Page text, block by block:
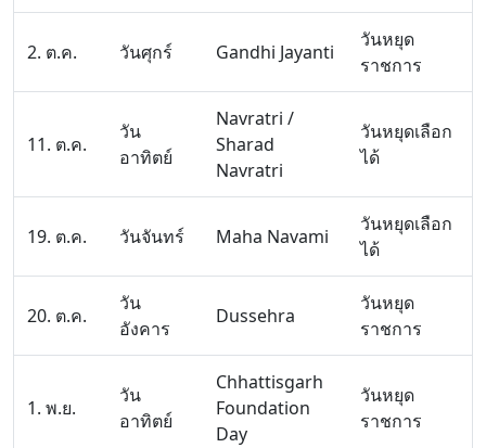
2. ต.ค. วันศุกร์ Gandhi Jayanti
วันหยุด
ราชการ
11. ต.ค.
วัน
อาทิตย์
Navratri /
Sharad
Navratri
วันหยุดเลือก
ได้
19. ต.ค. วันจันทร์ Maha Navami
วันหยุดเลือก
ได้
20. ต.ค.
วัน
อังคาร
Dussehra
วันหยุด
ราชการ
1. พ.ย.
วัน
อาทิตย์
Chhattisgarh
Foundation
Day
วันหยุด
ราชการ